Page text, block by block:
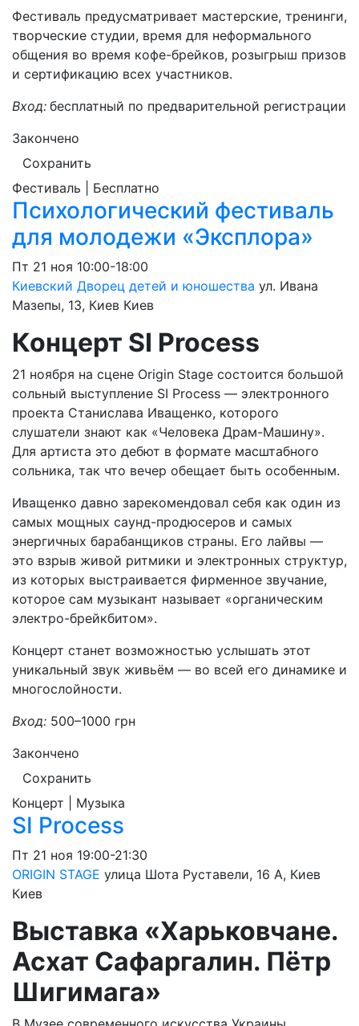
Фестиваль предусматривает мастерские, тренинги,
творческие студии, время для неформального
общения во время кофе-брейков, розыгрыш призов
и сертификацию всех участников.
Вход: бесплатный по предварительной регистрации
Закончено
Сохранить
Фестиваль | Бесплатно
Психологический фестиваль
для молодежи «Эксплора»
Пт 21 ноя 10:00-18:00
Киевский Дворец детей и юношества ул. Ивана
Мазепы, 13, Киев Киев
Концерт SI Process
21 ноября на сцене Origin Stage состоится большой
сольный выступление SI Process — электронного
проекта Станислава Иващенко, которого
слушатели знают как «Человека Драм-Машину».
Для артиста это дебют в формате масштабного
сольника, так что вечер обещает быть особенным.
Иващенко давно зарекомендовал себя как один из
самых мощных саунд-продюсеров и самых
энергичных барабанщиков страны. Его лайвы —
это взрыв живой ритмики и электронных структур,
из которых выстраивается фирменное звучание,
которое сам музыкант называет «органическим
электро-брейкбитом».
Концерт станет возможностью услышать этот
уникальный звук живьём — во всей его динамике и
многослойности.
Вход: 500–1000 грн
Закончено
Сохранить
Концерт | Музыка
SI Process
Пт 21 ноя 19:00-21:30
ORIGIN STAGE улица Шота Руставели, 16 A, Киев
Киев
Выставка «Харьковчане.
Асхат Сафаргалин. Пётр
Шигимага»